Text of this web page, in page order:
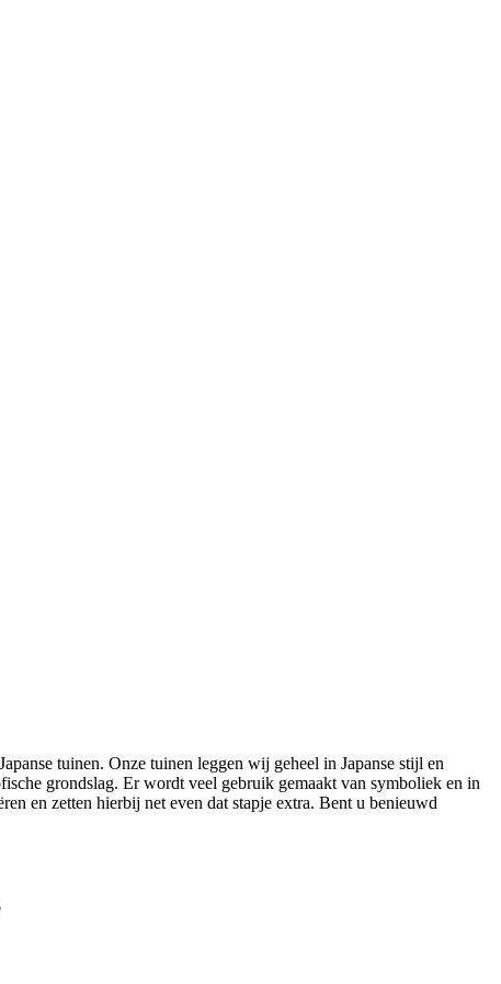
tuinen. Onze tuinen leggen wij geheel in Japanse stijl en
grondslag. Er wordt veel gebruik gemaakt van symboliek en in
en zetten hierbij net even dat stapje extra. Bent u benieuwd